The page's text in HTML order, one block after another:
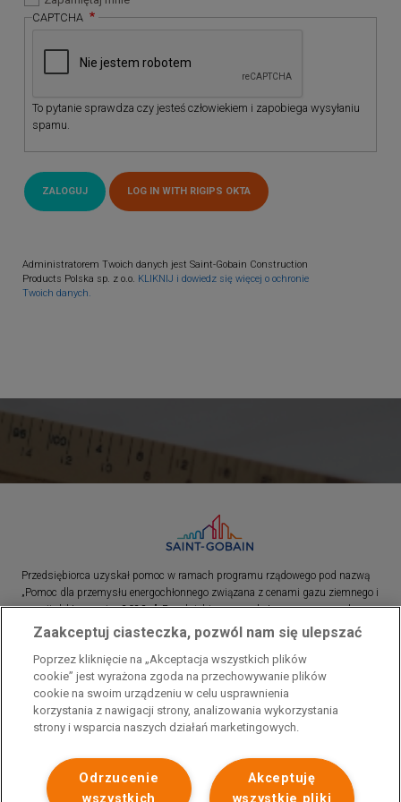
CAPTCHA
To pytanie sprawdza czy jesteś człowiekiem i zapobiega wysyłaniu
spamu.
Administratorem Twoich danych jest Saint-Gobain Construction
Products Polska sp. z o.o. KLIKNIJ i dowiedz się więcej o ochronie
Twoich danych.
Przedsiębiorca uzyskał pomoc w ramach programu rządowego pod nazwą
„Pomoc dla przemysłu energochłonnego związana z cenami gazu ziemnego i
energii elektrycznej w 2023 r.”. Przedsiębiorca uzyskał pomoc w ramach
programu rządowego pod nazwą: „Pomoc dla sektorów energochłonnych
związana z nagłymi wzrostami cen gazu ziemnego i energii elektrycznej w
2022 r.”
Zaakceptuj ciasteczka, pozwól nam się ulepszać
Poprzez kliknięcie na „Akceptacja wszystkich plików
cookie” jest wyrażona zgoda na przechowywanie plików
cookie na swoim urządzeniu w celu usprawnienia
korzystania z nawigacji strony, analizowania wykorzystania
strony i wsparcia naszych działań marketingowych.
Akceptuję
wszystkie pliki
Odrzucenie
wszystkich